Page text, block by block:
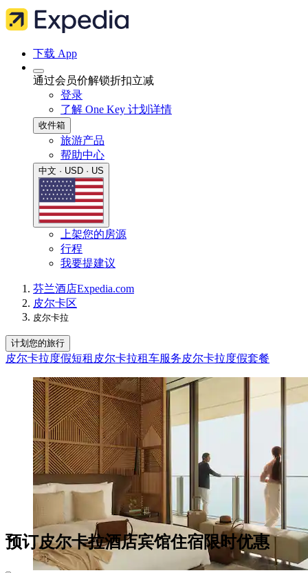
下载 App
通过会员价解锁折扣立减
登录
了解 One Key 计划详情
收件箱
旅游产品
帮助中心
中文 · USD · US
上架您的房源
行程
我要提建议
芬兰酒店Expedia.com
皮尔卡区
皮尔卡拉
计划您的旅行
皮尔卡拉度假短租 皮尔卡拉租车服务皮尔卡拉度假套餐
预订皮尔卡拉酒店宾馆住宿限时优惠